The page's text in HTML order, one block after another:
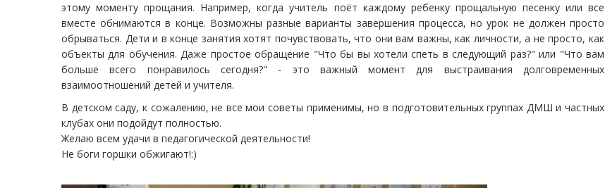
этому моменту прощания. Например, когда учитель поёт каждому ребенку прощальную песенку или все
вместе обнимаются в конце. Возможны разные варианты завершения процесса, но урок не должен просто
обрываться. Дети и в конце занятия хотят почувствовать, что они вам важны, как личности, а не просто, как
объекты для обучения. Даже простое обращение "Что бы вы хотели спеть в следующий раз?" или "Что вам
больше всего понравилось сегодня?" - это важный момент для выстраивания долговременных
взаимоотношений детей и учителя.
В детском саду, к сожалению, не все мои советы применимы, но в подготовительных группах ДМШ и частных
клубах они подойдут полностью.
Желаю всем удачи в педагогической деятельности!
Не боги горшки обжигают!:)